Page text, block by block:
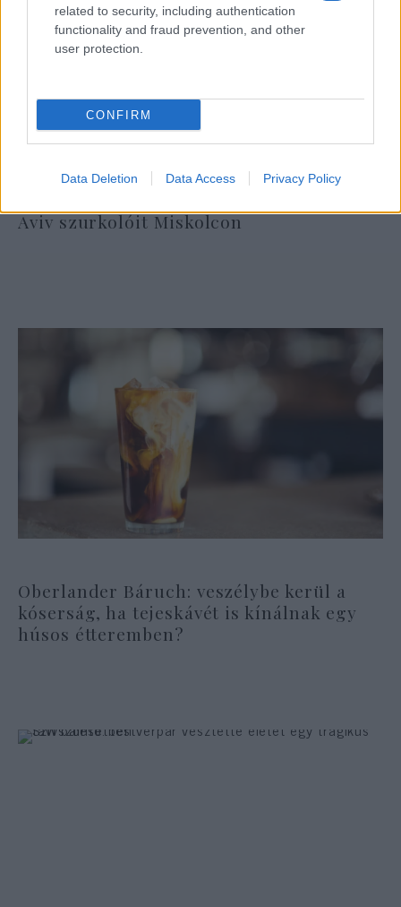
related to security, including authentication
functionality and fraud prevention, and other
user protection.
CONFIRM
Data Deletion Data Access Privacy Policy
Aviv szurkolóit Miskolcon
Oberlander Báruch: veszélybe kerül a
kóserság, ha tejeskávét is kínálnak egy
húsos étteremben?